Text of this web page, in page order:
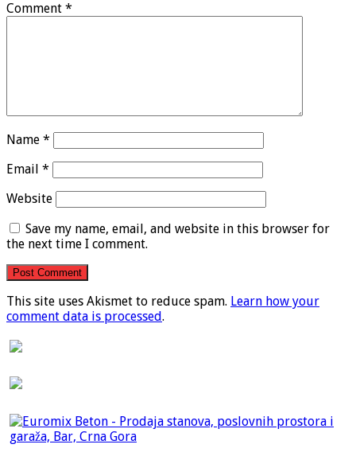
Comment *
Name *
Email *
Website
Save my name, email, and website in this browser for
the next time I comment.
This site uses Akismet to reduce spam. Learn how your
comment data is processed.